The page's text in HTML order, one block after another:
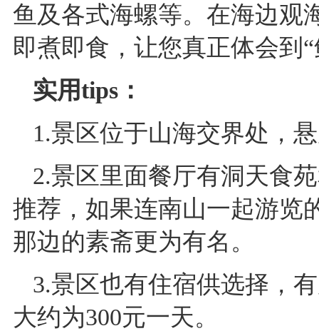
鱼及各式海螺等。在海边观
即煮即食，让您真正体会到“
实用tips：
1.景区位于山海交界处，
2.景区里面餐厅有洞天食
推荐，如果连南山一起游览
那边的素斋更为有名。
3.景区也有住宿供选择，
大约为300元一天。